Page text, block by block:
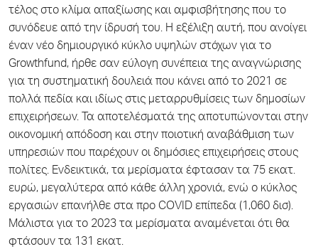
τέλος στο κλίμα απαξίωσης και αμφισβήτησης που το
συνόδευε από την ίδρυσή του. Η εξέλιξη αυτή, που ανοίγει
έναν νέο δημιουργικό κύκλο υψηλών στόχων για το
Growthfund, ήρθε σαν εύλογη συνέπεια της αναγνώρισης
για τη συστηματική δουλειά που κάνει από το 2021 σε
πολλά πεδία και ιδίως στις μεταρρυθμίσεις των δημοσίων
επιχειρήσεων. Τα αποτελέσματά της αποτυπώνονται στην
οικονομική απόδοση και στην ποιοτική αναβάθμιση των
υπηρεσιών που παρέχουν οι δημόσιες επιχειρήσεις στους
πολίτες. Ενδεικτικά, τα μερίσματα έφτασαν τα 75 εκατ.
ευρώ, μεγαλύτερα από κάθε άλλη χρονιά, ενώ ο κύκλος
εργασιών επανήλθε στα προ COVID επίπεδα (1,060 δισ).
Μάλιστα για το 2023 τα μερίσματα αναμένεται ότι θα
φτάσουν τα 131 εκατ.